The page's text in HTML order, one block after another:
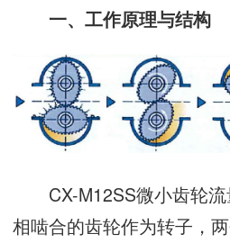
一、工作原理与结构
CX-M12SS微小齿轮流
相啮合的齿轮作为转子，